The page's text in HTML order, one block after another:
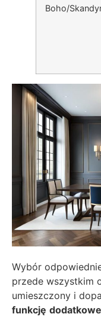
Boho/
Wybór
przede wszystkim
umieszczony i
funkcję